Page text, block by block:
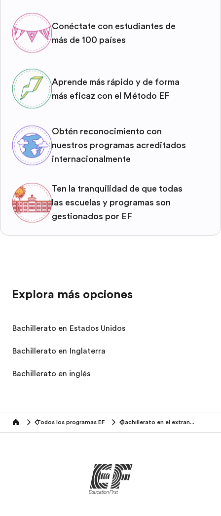
Conéctate con estudiantes de
más de 100 países
Aprende más rápido y de forma
más eficaz con el Método EF
Obtén reconocimiento con
nuestros programas acreditados
internacionalmente
Ten la tranquilidad de que todas
las escuelas y programas son
gestionados por EF
Explora más opciones
Bachillerato en Estados Unidos
Bachillerato en Inglaterra
Bachillerato en inglés
home Todos los programas EF Bachillerato en el extranjero